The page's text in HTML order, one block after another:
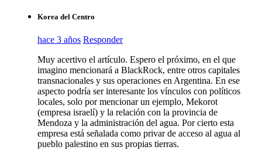
Korea del Centro
hace 3 años Responder
Muy acertivo el artículo. Espero el próximo, en el que
imagino mencionará a BlackRock, entre otros capitales
transnacionales y sus operaciones en Argentina. En ese
aspecto podría ser interesante los vínculos con políticos
locales, solo por mencionar un ejemplo, Mekorot
(empresa israelí) y la relación con la provincia de
Mendoza y la administración del agua. Por cierto esta
empresa está señalada como privar de acceso al agua al
pueblo palestino en sus propias tierras.